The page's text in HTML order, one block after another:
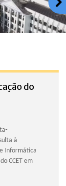
do
à
Informática
CCET em